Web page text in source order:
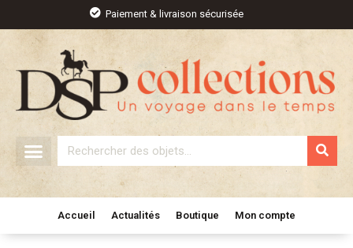
contenu
Paiement & livraison sécurisée
Rechercher
Accueil Actualités Boutique Mon compte